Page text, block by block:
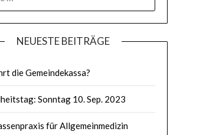
NEUESTE BEITRÄGE
die Gemeindekassa?
Sonntag 10. Sep. 2023
für Allgemeinmedizin